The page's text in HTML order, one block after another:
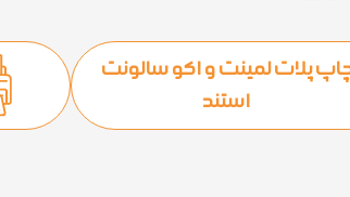
پلات لمینت و اکو سالونت
استند